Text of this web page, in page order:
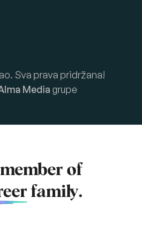
Sva prava pridržana!
Media grupe
of
family.